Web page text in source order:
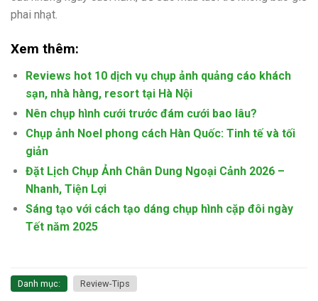
phai nhạt.
Xem thêm:
Reviews hot 10 dịch vụ chụp ảnh quảng cáo khách
sạn, nhà hàng, resort tại Hà Nội
Nên chụp hình cưới trước đám cưới bao lâu?
Chụp ảnh Noel phong cách Hàn Quốc: Tinh tế và tối
giản
Đặt Lịch Chụp Ảnh Chân Dung Ngoại Cảnh 2026 –
Nhanh, Tiện Lợi
Sáng tạo với cách tạo dáng chụp hình cặp đôi ngày
Tết năm 2025
Danh mục: Review-Tips